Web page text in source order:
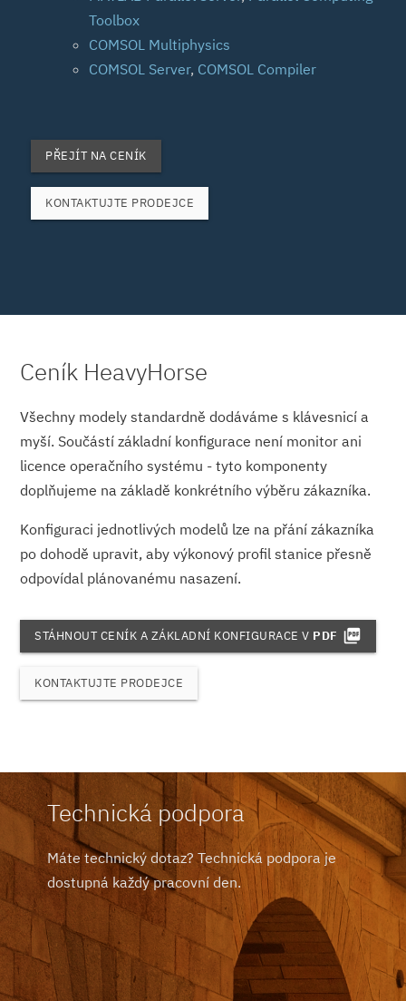
Toolbox
COMSOL Multiphysics
COMSOL Server, COMSOL Compiler
PŘEJÍT NA CENÍK
KONTAKTUJTE PRODEJCE
Ceník HeavyHorse
Všechny modely standardně dodáváme s klávesnicí a
myší. Součástí základní konfigurace není monitor ani
licence operačního systému - tyto komponenty
doplňujeme na základě konkrétního výběru zákazníka.
Konfiguraci jednotlivých modelů lze na přání zákazníka
po dohodě upravit, aby výkonový profil stanice přesně
odpovídal plánovanému nasazení.
STÁHNOUT CENÍK A ZÁKLADNÍ KONFIGURACE V PDF picture_as_pdf
KONTAKTUJTE PRODEJCE
Technická podpora
Máte technický dotaz? Technická podpora je
dostupná každý pracovní den.